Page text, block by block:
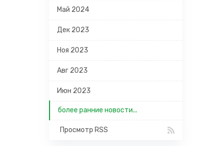
Май 2024
Дек 2023
Ноя 2023
Авг 2023
Июн 2023
более ранние новости...
Просмотр RSS